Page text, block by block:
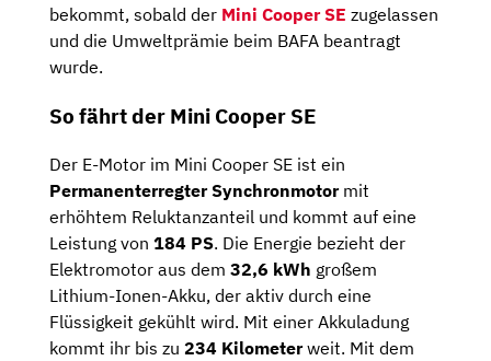
bekommt, sobald der Mini Cooper SE zugelassen
und die Umweltprämie beim BAFA beantragt
wurde.
So fährt der Mini Cooper SE
Der E-Motor im Mini Cooper SE ist ein
Permanenterregter Synchronmotormit
erhöhtem Reluktanzanteil und kommt auf eine
Leistung von 184 PS. Die Energie bezieht der
Elektromotor aus dem 32,6 kWh großem
Lithium-Ionen-Akku, der aktiv durch eine
Flüssigkeit gekühlt wird. Mit einer Akkuladung
kommt ihr bis zu 234 Kilometerweit. Mit dem